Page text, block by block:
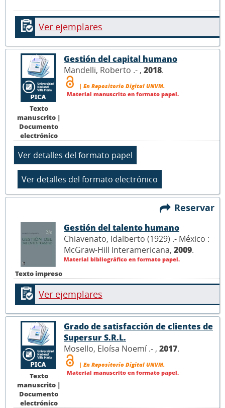
Ver ejemplares
Texto
manuscrito |
Documento
electrónico
Gestión del capital humano
Mandelli, Roberto .- , 2018.
| En Repositorio Digital UNVM.
Material manuscrito en formato papel.
Reservar
Texto impreso
Gestión del talento humano
Chiavenato, Idalberto (1929) .- México :
McGraw-Hill Interamericana, 2009.
Material bibliográfico en formato papel.
Ver ejemplares
Texto
manuscrito |
Documento
electrónico
Grado de satisfacción de clientes de
Supersur S.R.L.
Mosello, Eloísa Noemí .- , 2017.
| En Repositorio Digital UNVM.
Material manuscrito en formato papel.